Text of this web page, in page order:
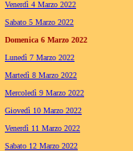
Venerdì 4 Marzo 2022
Sabato 5 Marzo 2022
Domenica 6 Marzo 2022
Lunedì 7 Marzo 2022
Martedì 8 Marzo 2022
Mercoledì 9 Marzo 2022
Giovedì 10 Marzo 2022
Venerdì 11 Marzo 2022
Sabato 12 Marzo 2022